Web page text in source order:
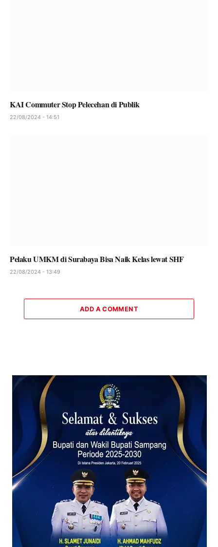
KAI Commuter Stop Pelecehan di Publik
22/08/2024 - 14:51
Pelaku UMKM di Surabaya Bisa Naik Kelas lewat SHF
22/08/2024 - 13:49
ADD A COMMENT